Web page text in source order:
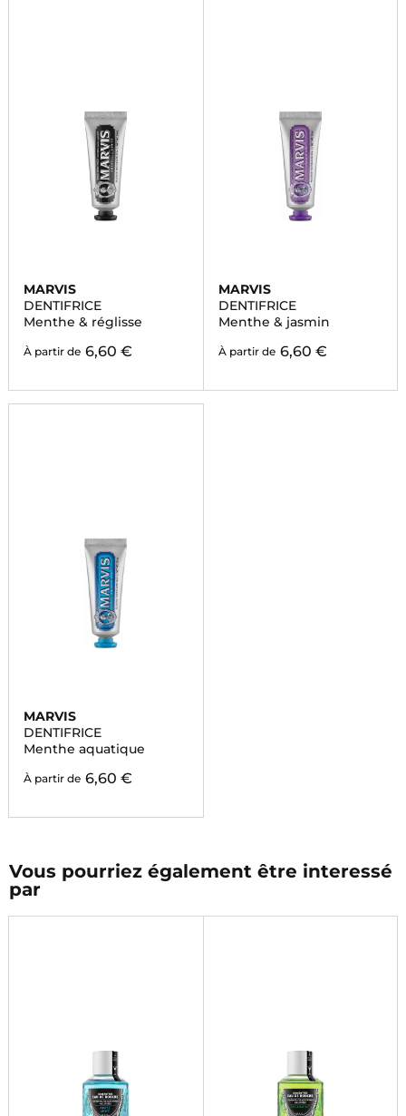
MARVIS
DENTIFRICE
Menthe & réglisse
À partir de 6,60 €
MARVIS
DENTIFRICE
Menthe & jasmin
À partir de 6,60 €
MARVIS
DENTIFRICE
Menthe aquatique
À partir de 6,60 €
Vous pourriez également être interessé
par